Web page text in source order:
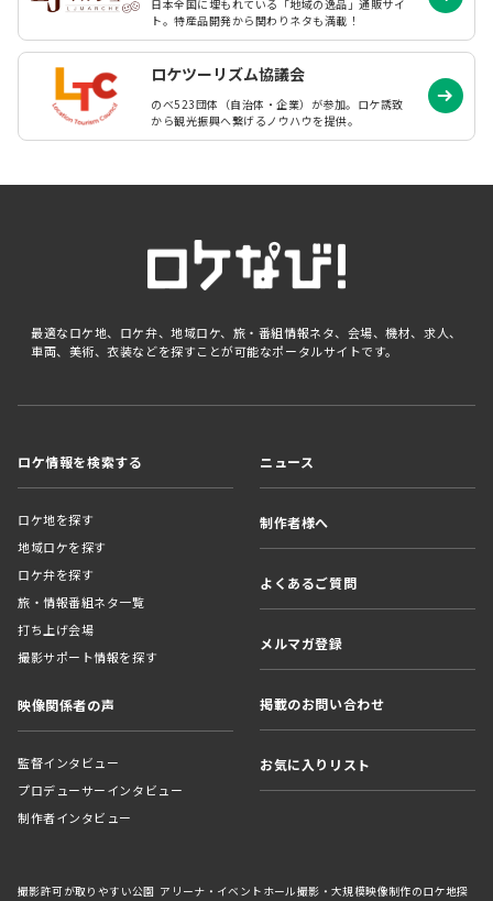
日本全国に埋もれている「地域の逸品」通販サイ
ト。特産品開発から関わりネタも満載！
ロケツーリズム協議会
のべ523団体（自治体・企業）が参加。ロケ誘致
から観光振興へ繋げるノウハウを提供。
最適なロケ地、ロケ弁、地域ロケ、旅・番組情報ネタ、会場、機材、求人、
車両、美術、衣装などを探すことが可能なポータルサイトです。
ロケ情報を検索する
ロケ地を探す
地域ロケを探す
ロケ弁を探す
旅・情報番組ネタ一覧
打ち上げ会場
撮影サポート情報を探す
映像関係者の声
監督インタビュー
プロデューサーインタビュー
制作者インタビュー
ニュース
制作者様へ
よくあるご質問
メルマガ登録
掲載のお問い合わせ
お気に入りリスト
撮影許可が取りやすい公園 アリーナ・イベントホール撮影・大規模映像制作のロケ地探